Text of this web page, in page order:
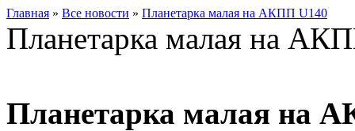
Главная » Все новости » Планетарка малая на АКПП U140
Планетарка малая на
Планетарка малая на